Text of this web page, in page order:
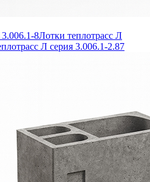
8Лотки теплотрасс Л
Л серия 3.006.1-2.87